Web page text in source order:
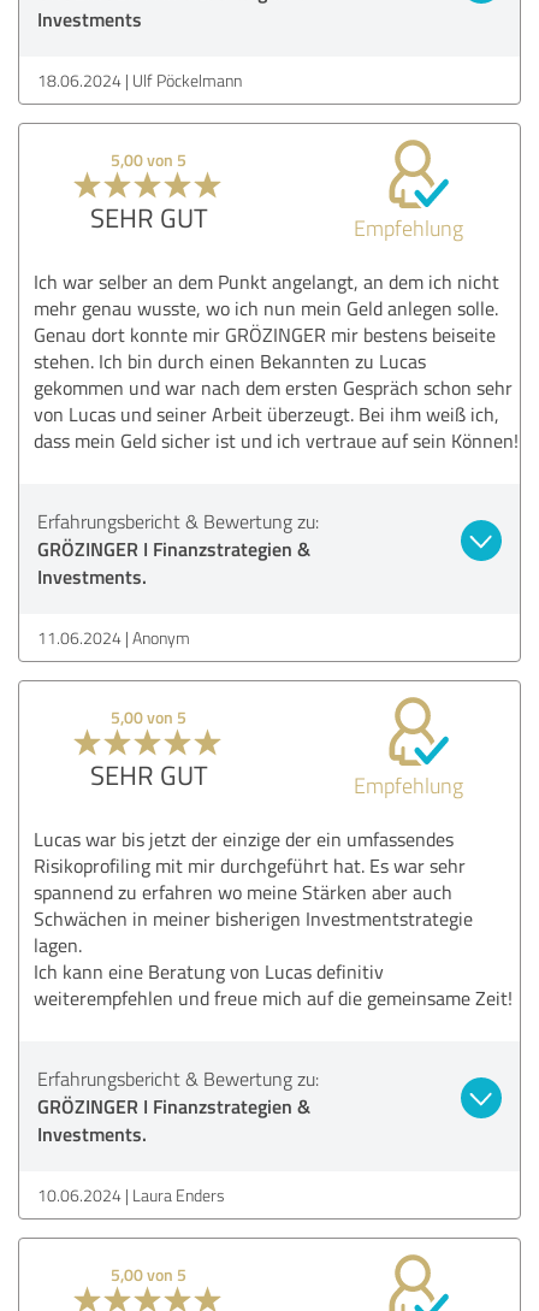
Investments
18.06.2024 Ulf Pöckelmann
5,00 von 5
SEHR GUT Empfehlung
Ich war selber an dem Punkt angelangt, an dem ich nicht
mehr genau wusste, wo ich nun mein Geld anlegen solle.
Genau dort konnte mir GRÖZINGER mir bestens beiseite
stehen. Ich bin durch einen Bekannten zu Lucas
gekommen und war nach dem ersten Gespräch schon sehr
von Lucas und seiner Arbeit überzeugt. Bei ihm weiß ich,
dass mein Geld sicher ist und ich vertraue auf sein Können!
Erfahrungsbericht & Bewertung zu:
GRÖZINGER I Finanzstrategien &
Investments.
11.06.2024 Anonym
5,00 von 5
SEHR GUT Empfehlung
Lucas war bis jetzt der einzige der ein umfassendes
Risikoprofiling mit mir durchgeführt hat. Es war sehr
spannend zu erfahren wo meine Stärken aber auch
Schwächen in meiner bisherigen Investmentstrategie
lagen.
Ich kann eine Beratung von Lucas definitiv
weiterempfehlen und freue mich auf die gemeinsame Zeit!
Erfahrungsbericht & Bewertung zu:
GRÖZINGER I Finanzstrategien &
Investments.
10.06.2024 Laura Enders
5,00 von 5